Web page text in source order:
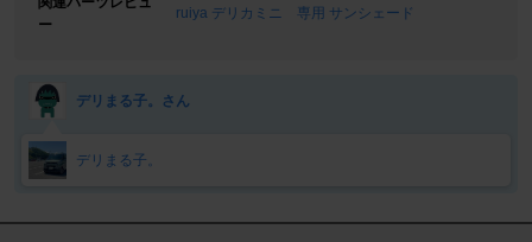
ー
ruiya デリカミニ 専用 サンシェード
デリまる子。さん
デリまる子。